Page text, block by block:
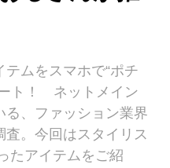
ムをスマホで“ポチ
ト！ ネットメイン
る、ファッション業界
査。今回はスタイリス
たアイテムをご紹